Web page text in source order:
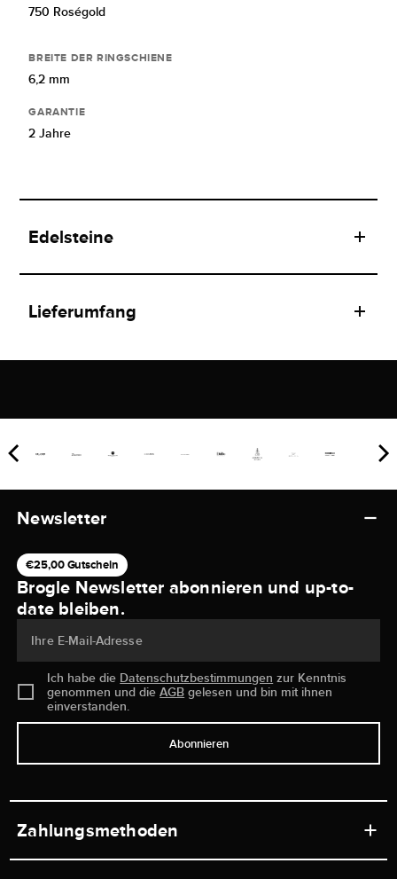
750 Roségold
BREITE DER RINGSCHIENE
6,2 mm
GARANTIE
2 Jahre
Edelsteine
Lieferumfang
Newsletter
€25,00 Gutschein
Brogle Newsletter abonnieren und up-to-
date bleiben.
Ihre E-Mail-Adresse
Ich habe die Datenschutzbestimmungen zur Kenntnis
genommen und dieAGB gelesen und bin mit ihnen
einverstanden.
Abonnieren
Zahlungsmethoden